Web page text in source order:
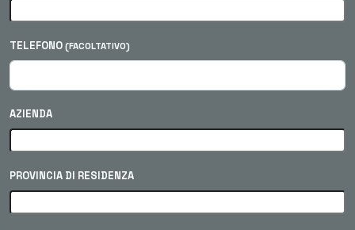
TELEFONO (FACOLTATIVO)
AZIENDA
PROVINCIA DI RESIDENZA